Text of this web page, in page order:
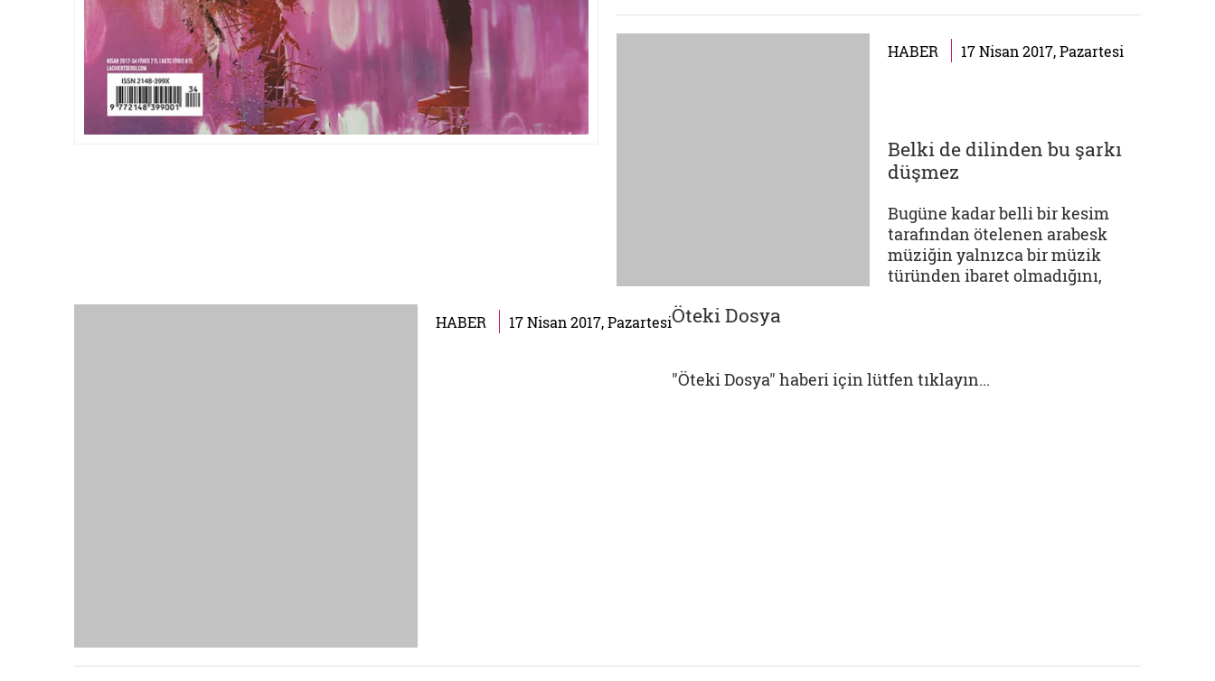
kadar mahrum olduğumuz bu
çağda şair kimliğini eleştirmen
HABER 17 Nisan 2017, Pazartesi
Belki de dilinden bu şarkı
düşmez
Bugüne kadar belli bir kesim
tarafından ötelenen arabesk
müziğin yalnızca bir müzik
türünden ibaret olmadığını,
ezilen ve boğulmaya çalışılan...
HABER 17 Nisan 2017, PazartesiÖteki Dosya
"Öteki Dosya" haberi için lütfen tıklayın...